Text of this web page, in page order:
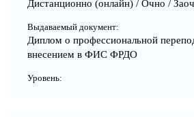
Дистанционно (онлайн) / Очно /
Выдаваемый документ:
Диплом о профессиональной
внесением в ФИС ФРДО
Уровень: